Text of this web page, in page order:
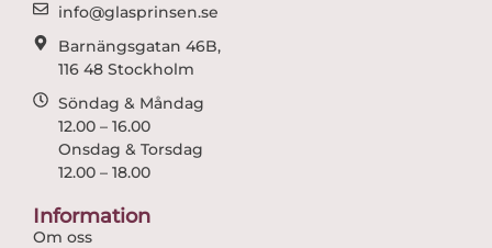
info@glasprinsen.se
Barnängsgatan 46B,
116 48 Stockholm
Söndag & Måndag
12.00 – 16.00
Onsdag & Torsdag
12.00 – 18.00
Information
Om oss